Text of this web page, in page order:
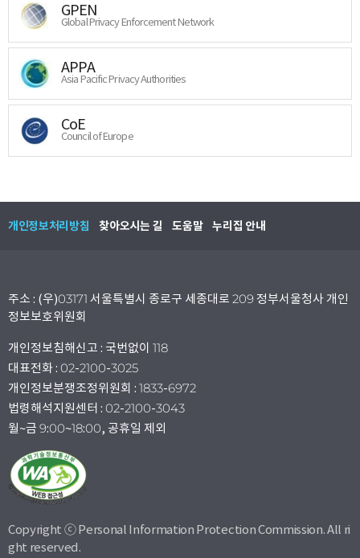
GPEN
Global Privacy Enforcement Network
APPA
Asia Pacific Privacy Authorities
CoE
Council of Europe
개인정보처리방침 찾아오시는 길 도움말 누리집 안내
주소 : (우)03171 서울특별시 종로구 세종대로 209 정부서울청사 개인
정보보호위원회
개인정보침해신고 : 국번없이 118
대표전화 : 02-2100-3025
개인정보분쟁조정위원회 : 1833-6972
법령해석지원센터 : 02-2100-3043
월~금 9:00~18:00, 공휴일 제외
Copyright ⓒ Personal Information Protection Commission. All ri
ght reserved.